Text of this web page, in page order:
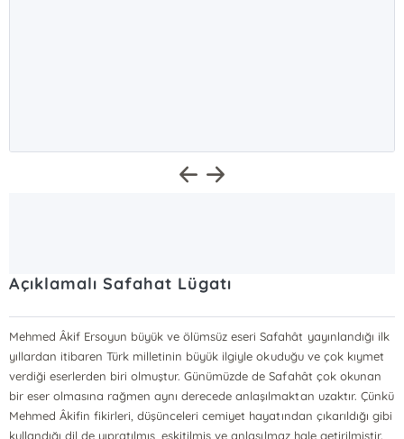
Açıklamalı Safahat Lügatı
Mehmed Âkif Ersoyun büyük ve ölümsüz eseri Safahât yayınlandığı ilk
yıllardan itibaren Türk milletinin büyük ilgiyle okuduğu ve çok kıymet
verdiği eserlerden biri olmuştur. Günümüzde de Safahât çok okunan
bir eser olmasına rağmen aynı derecede anlaşılmaktan uzaktır. Çünkü
Mehmed Âkifin fikirleri, düşünceleri cemiyet hayatından çıkarıldığı gibi
kullandığı dil de yıpratılmış, eskitilmiş ve anlaşılmaz hale getirilmiştir.